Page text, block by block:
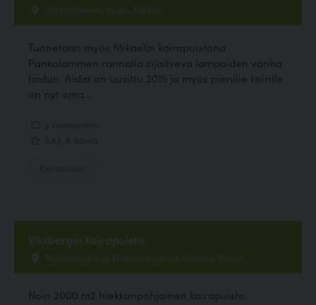
Pankalammen ranta, Mikkeli
Tunnetaan myös Mikaelin koirapuistona.
Pankalammen rannalla sijaitseva lampaiden vanha
laidun. Aidat on uusittu 2015 ja myös pienille koirille
on nyt oma...
Viksbergin koirapuisto
Siurilankadun ja Kurkelankadun kulmassa, Forssa
Noin 2000 m2 hiekkanpohjainen koirapuisto.